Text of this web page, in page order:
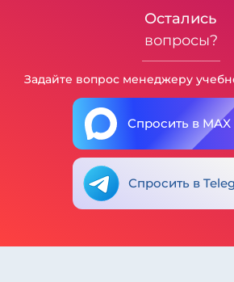
Остались
вопросы?
Задайте вопрос менеджеру
Спросить в MAX
Спросить в